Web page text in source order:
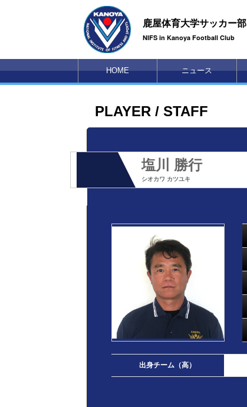
鹿屋体育大学サッカー部
NIFS in Kanoya Football Club
HOME ニュース
PLAYER / STAFF
塩川 勝行
シオカワ カツユキ
出身チーム（高）